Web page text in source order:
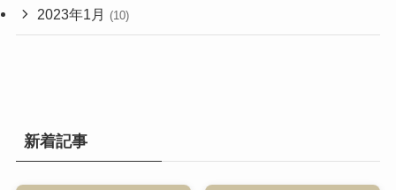
2023年1月 (10)
新着記事